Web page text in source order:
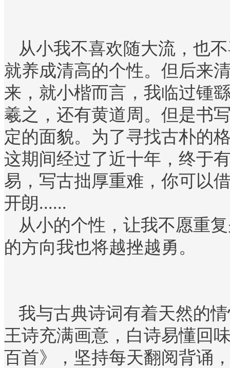
从小我不喜欢随大流，也
就养成清高的个性。但后来
来，就小楷而言，我临过锺
羲之，还有黄道周。但是书
定的面貌。为了寻找古朴的
这期间经过了近十年，终于
易，写古拙厚重难，你可以
开朗......
从小的个性，让我不愿重
的方向我也将越挫越勇。
我与古典诗词有着天然的
王诗充满画意，白诗易懂回
百首》，坚持每天翻阅背诵